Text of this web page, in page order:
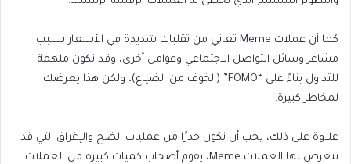
كما أن عملات Meme تعاني من تقلبات شديدة في الأسعار بسبب
مشاعر وسائل التواصل الاجتماعي وعوامل أخرى، وقد تكون ملهمة
للتداول بناءً على “FOMO” (الخوف من الضياع)، ولكن هذا يعرضك
لمخاطر كبيرة.
علاوة على ذلك، يجب أن تكون حذرًا من عمليات الضخ والإغراق التي قد
تتعرض لها العملات Meme، يقوم أصحاب كميات كبيرة من العملات